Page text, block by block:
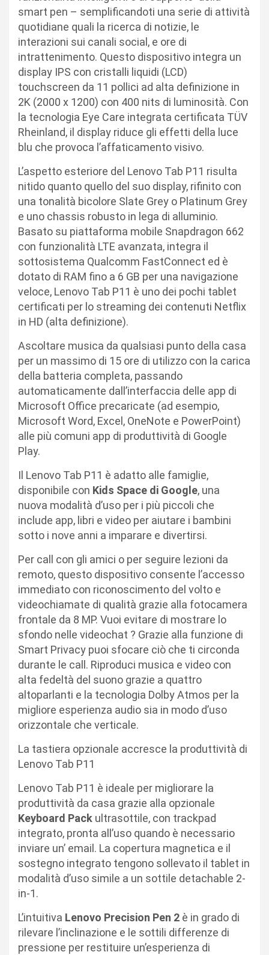
smart pen – semplificandoti una serie di attività
quotidiane quali la ricerca di notizie, le
interazioni sui canali social, e ore di
intrattenimento. Questo dispositivo integra un
display IPS con cristalli liquidi (LCD)
touchscreen da 11 pollici ad alta definizione in
2K (2000 x 1200) con 400 nits di luminosità. Con
la tecnologia Eye Care integrata certificata TÜV
Rheinland, il display riduce gli effetti della luce
blu che provoca l’affaticamento visivo.
L’aspetto esteriore del Lenovo Tab P11 risulta
nitido quanto quello del suo display, rifinito con
una tonalità bicolore Slate Grey o Platinum Grey
e uno chassis robusto in lega di alluminio.
Basato su piattaforma mobile Snapdragon 662
con funzionalità LTE avanzata, integra il
sottosistema Qualcomm FastConnect ed è
dotato di RAM fino a 6 GB per una navigazione
veloce, Lenovo Tab P11 è uno dei pochi tablet
certificati per lo streaming dei contenuti Netflix
in HD (alta definizione).
Ascoltare musica da qualsiasi punto della casa
per un massimo di 15 ore di utilizzo con la carica
della batteria completa, passando
automaticamente dall’interfaccia delle app di
Microsoft Office precaricate (ad esempio,
Microsoft Word, Excel, OneNote e PowerPoint)
alle più comuni app di produttività di Google
Play.
Il Lenovo Tab P11 è adatto alle famiglie,
disponibile con Kids Space di Google, una
nuova modalità d’uso per i più piccoli che
include app, libri e video per aiutare i bambini
sotto i nove anni a imparare e divertirsi.
Per call con gli amici o per seguire lezioni da
remoto, questo dispositivo consente l’accesso
immediato con riconoscimento del volto e
videochiamate di qualità grazie alla fotocamera
frontale da 8 MP. Vuoi evitare di mostrare lo
sfondo nelle videochat ? Grazie alla funzione di
Smart Privacy puoi sfocare ciò che ti circonda
durante le call. Riproduci musica e video con
alta fedeltà del suono grazie a quattro
altoparlanti e la tecnologia Dolby Atmos per la
migliore esperienza audio sia in modo d’uso
orizzontale che verticale.
La tastiera opzionale accresce la produttività di
Lenovo Tab P11
Lenovo Tab P11 è ideale per migliorare la
produttività da casa grazie alla opzionale
Keyboard Pack ultrasottile, con trackpad
integrato, pronta all’uso quando è necessario
inviare un’ email. La copertura magnetica e il
sostegno integrato tengono sollevato il tablet in
modalità d’uso simile a un sottile detachable 2-
in-1.
L’intuitiva Lenovo Precision Pen 2 è in grado di
rilevare l’inclinazione e le sottili differenze di
pressione per restituire un’esperienza di